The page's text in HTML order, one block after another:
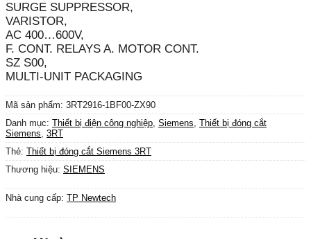
SURGE SUPPRESSOR,
VARISTOR,
AC 400…600V,
F. CONT. RELAYS A. MOTOR CONT.
SZ S00,
MULTI-UNIT PACKAGING
Mã sản phẩm: 3RT2916-1BF00-ZX90
Danh mục: Thiết bị điện công nghiệp, Siemens, Thiết bị đóng cắt
Siemens, 3RT
Thẻ: Thiết bị đóng cắt Siemens 3RT
Thương hiệu: SIEMENS
Nhà cung cấp: TP Newtech